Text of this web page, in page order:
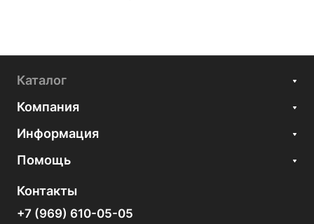
Каталог
Компания
Информация
Помощь
Контакты
+7 (969) 610-05-05